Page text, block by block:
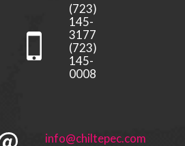
(723)
145-
3177
(723)
145-
0008
info@chiltepec.com